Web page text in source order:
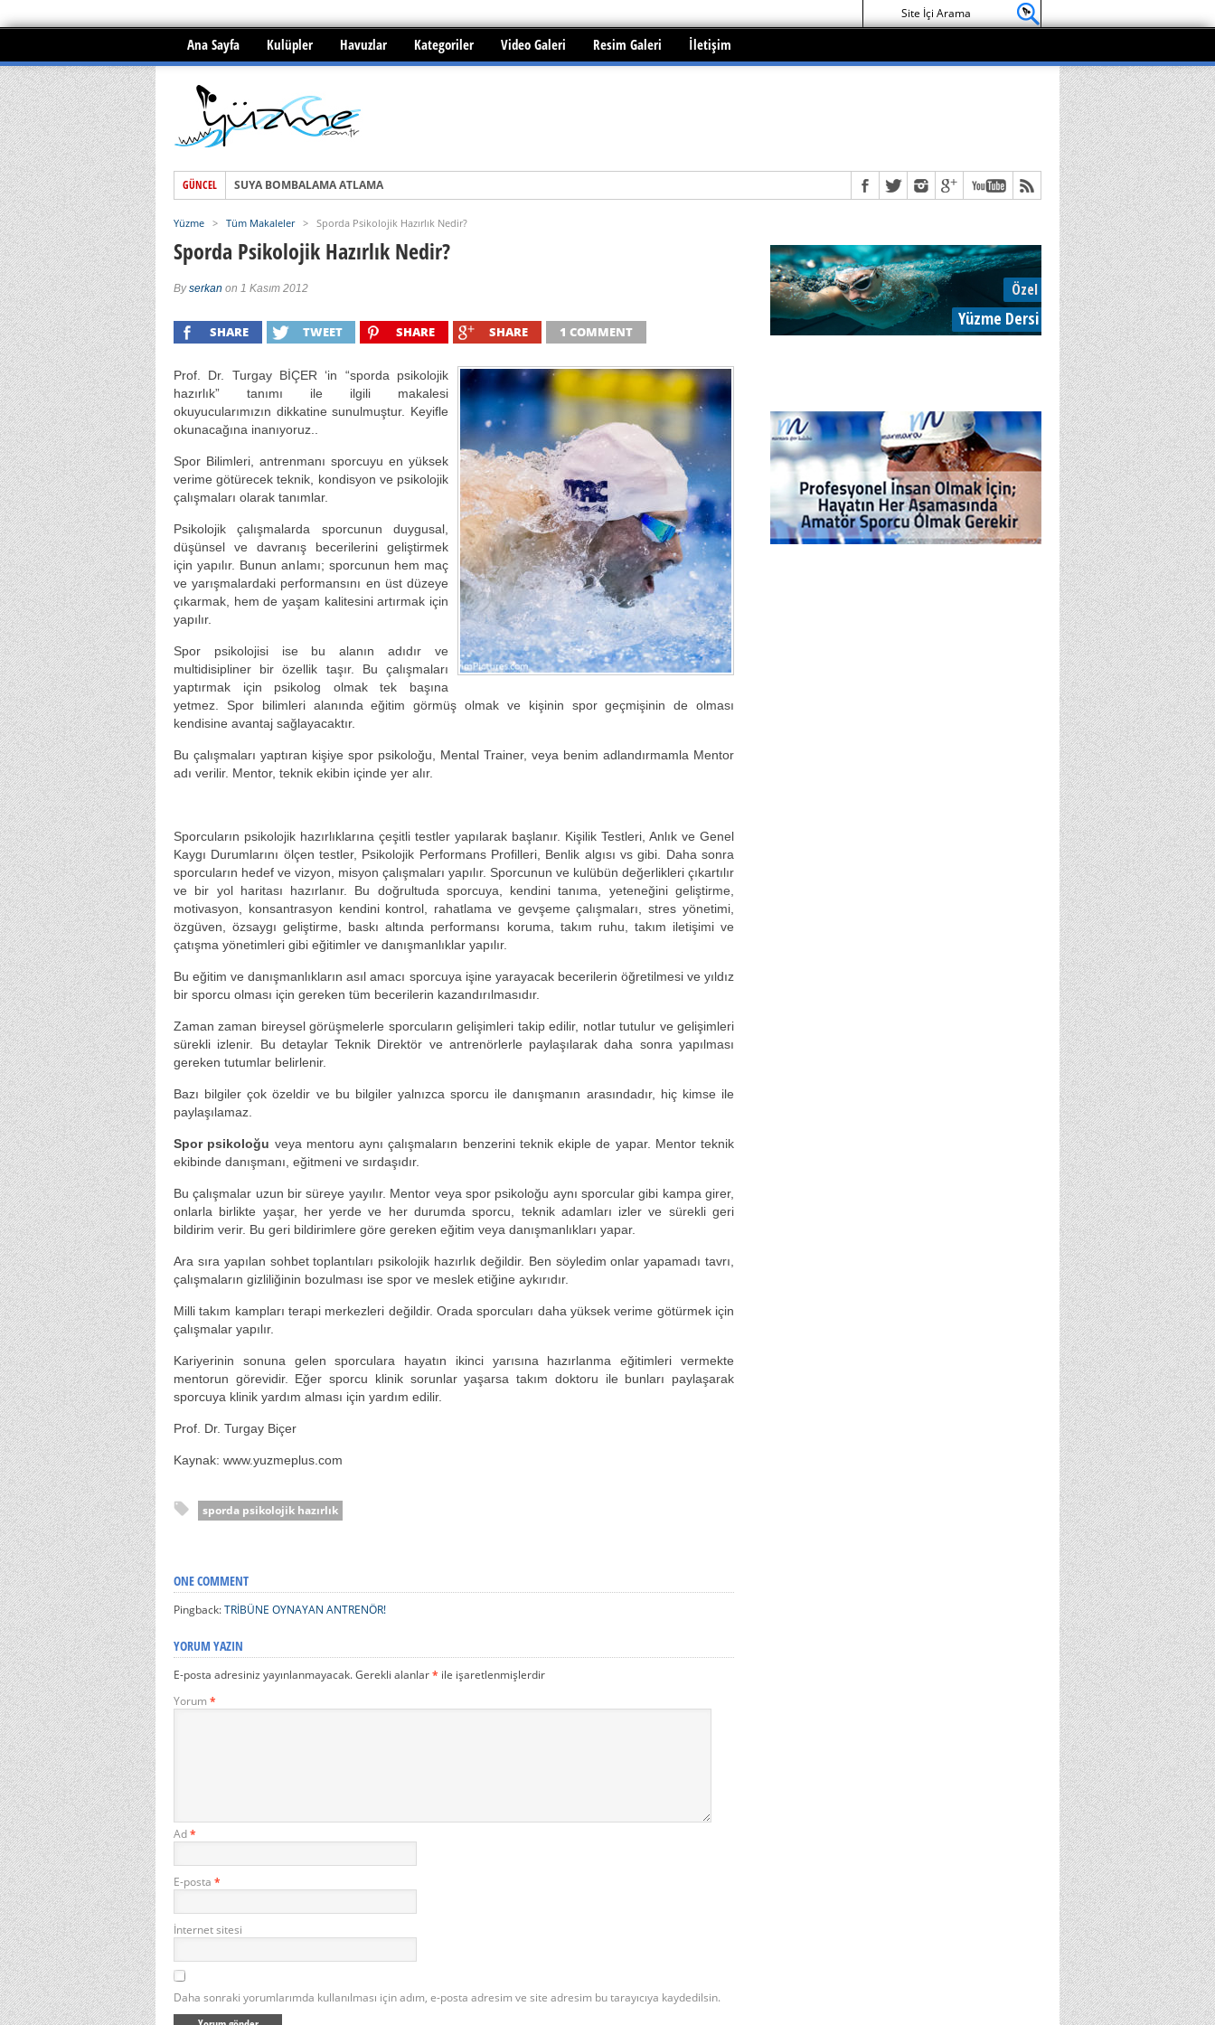
Ana Sayfa Kulüpler Havuzlar Kategoriler Video Galeri Resim Galeri İletişim
GÜNCEL
Yüzme ile menisküs yırtığı tedavi edilebilir mi?
BOĞULMALAR ve İLKYARDIM
Yüzme > Tüm Makaleler> Sporda Psikolojik Hazırlık Nedir?
Sporda Psikolojik Hazırlık Nedir?
Byserkan on 1 Kasım 2012
SHARE TWEET SHARE SHARE 1 COMMENT
Prof. Dr. Turgay BİÇER ‘in “sporda psikolojik
hazırlık” tanımı ile ilgili makalesi
okuyucularımızın dikkatine sunulmuştur. Keyifle
okunacağına inanıyoruz..
Spor Bilimleri, antrenmanı sporcuyu en yüksek
verime götürecek teknik, kondisyon ve psikolojik
çalışmaları olarak tanımlar.
Psikolojik çalışmalarda sporcunun duygusal,
düşünsel ve davranış becerilerini geliştirmek
için yapılır. Bunun anlamı; sporcunun hem maç
ve yarışmalardaki performansını en üst düzeye
çıkarmak, hem de yaşam kalitesini artırmak için
yapılır.
Spor psikolojisi ise bu alanın adıdır ve
multidisipliner bir özellik taşır. Bu çalışmaları
yaptırmak için psikolog olmak tek başına
yetmez. Spor bilimleri alanında eğitim görmüş olmak ve kişinin spor geçmişinin de olması
kendisine avantaj sağlayacaktır.
Bu çalışmaları yaptıran kişiye spor psikoloğu, Mental Trainer, veya benim adlandırmamla Mentor
adı verilir. Mentor, teknik ekibin içinde yer alır.
Sporcuların psikolojik hazırlıklarına çeşitli testler yapılarak başlanır. Kişilik Testleri, Anlık ve Genel
Kaygı Durumlarını ölçen testler, Psikolojik Performans Profilleri, Benlik algısı vs gibi. Daha sonra
sporcuların hedef ve vizyon, misyon çalışmaları yapılır. Sporcunun ve kulübün değerlikleri çıkartılır
ve bir yol haritası hazırlanır. Bu doğrultuda sporcuya, kendini tanıma, yeteneğini geliştirme,
motivasyon, konsantrasyon kendini kontrol, rahatlama ve gevşeme çalışmaları, stres yönetimi,
özgüven, özsaygı geliştirme, baskı altında performansı koruma, takım ruhu, takım iletişimi ve
çatışma yönetimleri gibi eğitimler ve danışmanlıklar yapılır.
Bu eğitim ve danışmanlıkların asıl amacı sporcuya işine yarayacak becerilerin öğretilmesi ve yıldız
bir sporcu olması için gereken tüm becerilerin kazandırılmasıdır.
Zaman zaman bireysel görüşmelerle sporcuların gelişimleri takip edilir, notlar tutulur ve gelişimleri
sürekli izlenir. Bu detaylar Teknik Direktör ve antrenörlerle paylaşılarak daha sonra yapılması
gereken tutumlar belirlenir.
Bazı bilgiler çok özeldir ve bu bilgiler yalnızca sporcu ile danışmanın arasındadır, hiç kimse ile
paylaşılamaz.
Spor psikoloğu veya mentoru aynı çalışmaların benzerini teknik ekiple de yapar. Mentor teknik
ekibinde danışmanı, eğitmeni ve sırdaşıdır.
Bu çalışmalar uzun bir süreye yayılır. Mentor veya spor psikoloğu aynı sporcular gibi kampa girer,
onlarla birlikte yaşar, her yerde ve her durumda sporcu, teknik adamları izler ve sürekli geri
bildirim verir. Bu geri bildirimlere göre gereken eğitim veya danışmanlıkları yapar.
Ara sıra yapılan sohbet toplantıları psikolojik hazırlık değildir. Ben söyledim onlar yapamadı tavrı,
çalışmaların gizliliğinin bozulması ise spor ve meslek etiğine aykırıdır.
Milli takım kampları terapi merkezleri değildir. Orada sporcuları daha yüksek verime götürmek için
çalışmalar yapılır.
Kariyerinin sonuna gelen sporculara hayatın ikinci yarısına hazırlanma eğitimleri vermekte
mentorun görevidir. Eğer sporcu klinik sorunlar yaşarsa takım doktoru ile bunları paylaşarak
sporcuya klinik yardım alması için yardım edilir.
Prof. Dr. Turgay Biçer
Kaynak: www.yuzmeplus.com
sporda psikolojik hazırlık
ONE COMMENT
Pingback:TRİBÜNE OYNAYAN ANTRENÖR!
YORUM YAZIN
E-posta adresiniz yayınlanmayacak.Gerekli alanlar* ile işaretlenmişlerdir
Yorum *
Ad*
E-posta *
İnternet sitesi
Daha sonraki yorumlarımda kullanılması için adım, e-posta adresim ve site adresim bu tarayıcıya kaydedilsin.